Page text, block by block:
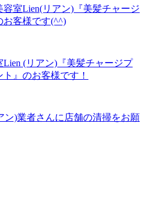
室Lien(リアン)『美髪チャージ
お客様です(^^)
(リアン)『美髪チャージプ
』のお客様です！
ン)業者さんに店舗の清掃をお願